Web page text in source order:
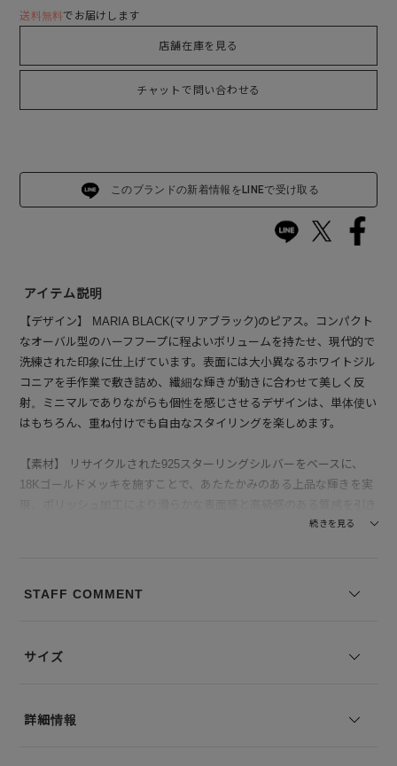
送料無料でお届けします
店舗在庫を見る
チャットで問い合わせる
このブランドの新着情報をLINEで受け取る
アイテム説明
【デザイン】 MARIA BLACK(マリアブラック)のピアス。コンパクト
なオーバル型のハーフフープに程よいボリュームを持たせ、現代的で
洗練された印象に仕上げています。表面には大小異なるホワイトジル
コニアを手作業で敷き詰め、繊細な輝きが動きに合わせて美しく反
射。ミニマルでありながらも個性を感じさせるデザインは、単体使い
はもちろん、重ね付けでも自由なスタイリングを楽しめます。
【素材】 リサイクルされた925スターリングシルバーをベースに、
18Kゴールドメッキを施すことで、あたたかみのある上品な輝きを実
立てています。中空構造により軽やかな着け心地を実現し、長時間で
※コーディネートアイテムは別売りとなります。
続きを見る
STAFF COMMENT
サイズ
詳細情報